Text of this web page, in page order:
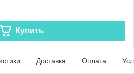
Купить
Доставка Оплата